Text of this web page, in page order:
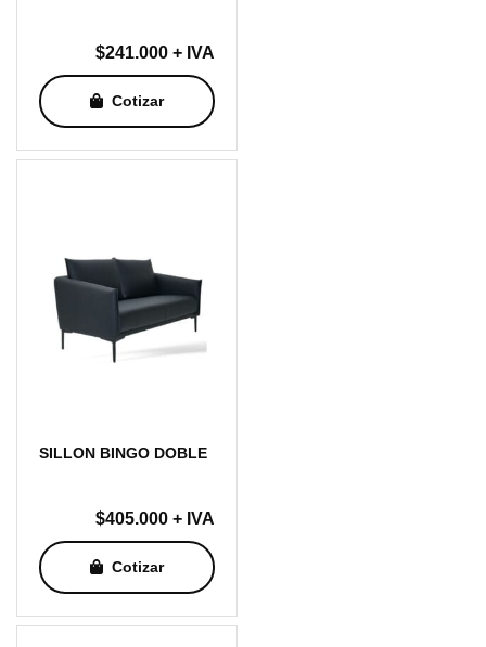
$241.000 + IVA
Cotizar
SILLON BINGO DOBLE
$405.000 + IVA
Cotizar